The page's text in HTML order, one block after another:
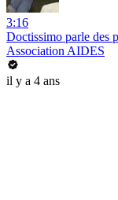
3:16
Doctissimo parle des
Association AIDES
il y a 4 ans